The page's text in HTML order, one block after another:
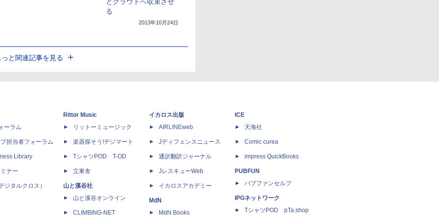
る
2013年10月24日
と関連記事を見る
ーラム
担当者フォーラム
Library
ナー
ジタルクロス）
Rittor Music
リットーミュージック
楽器探そう!デジマート
TシャツPOD T-OD
立東舎
山と溪谷社
山と溪谷オンライン
CLIMBING-NET
イカロス出版
AIRLINEweb
Jディフェンスニュース
通訳翻訳ジャーナル
JレスキューWeb
イカロスアカデミー
MdN
MdN Books
ICE
天海社
Comic curea
impress QuickBooks
PUBFUN
パブファンセルフ
IPGネットワーク
TシャツPOD pTa.shop